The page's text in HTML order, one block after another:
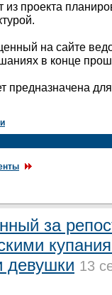
из проекта
на сайте
в конце
предназначена
за
девушки 13